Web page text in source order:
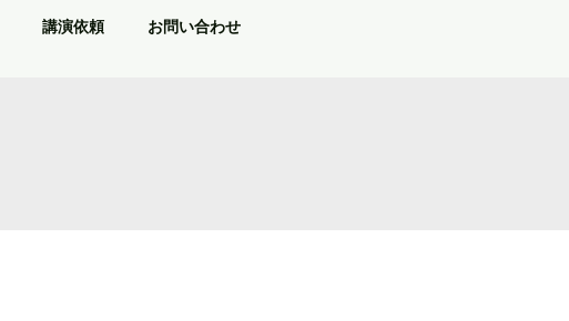
講演依頼 お問い合わせ